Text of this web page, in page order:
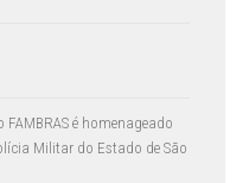
FAMBRAS é homenageado
Militar do Estado de São